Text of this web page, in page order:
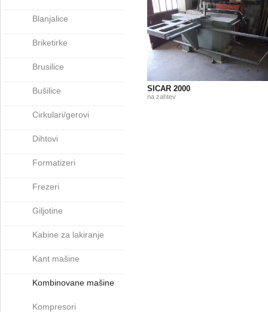
Blanjalice
Briketirke
Brusilice
Bušilice
Cirkulari/gerovi
Dihtovi
Formatizeri
Frezeri
Giljotine
Kabine za lakiranje
Kant mašine
Kombinovane mašine
Kompresori
SICAR 2000
na zahtev